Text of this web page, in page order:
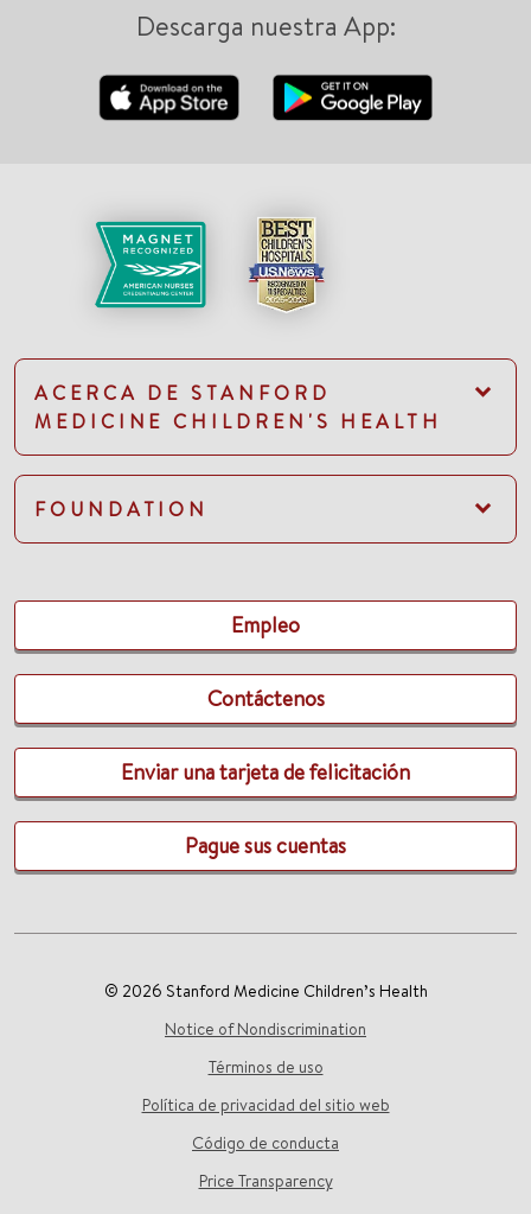
Descarga nuestra App:
ACERCA DE STANFORD
MEDICINE CHILDREN'S HEALTH
FOUNDATION
Empleo
Contáctenos
Enviar una tarjeta de felicitación
Pague sus cuentas
© 2026 Stanford Medicine Children’s Health
Notice of Nondiscrimination
Términos de uso
Política de privacidad del sitio web
Código de conducta
Price Transparency